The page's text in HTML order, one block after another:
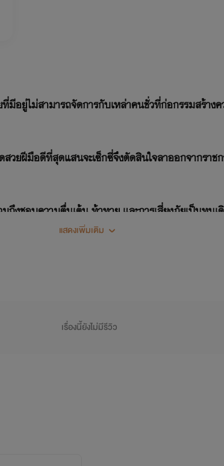
มีอยู่ไม่สามารถจัดการกับเหล่าคนชั่วที่ก่อกรรมสร้าง
วยฝีมือดีที่สุดแสนจะเซ็กซี่จึงตัดสินใจลาออกจากรา
มถึงชอบความตื่นเต้น ท้าทาย และการเสี่ยงภัยเป็นทุ
แสดงเพิ่มเติม
เรื่องนี้ยังไม่มีรีวิว